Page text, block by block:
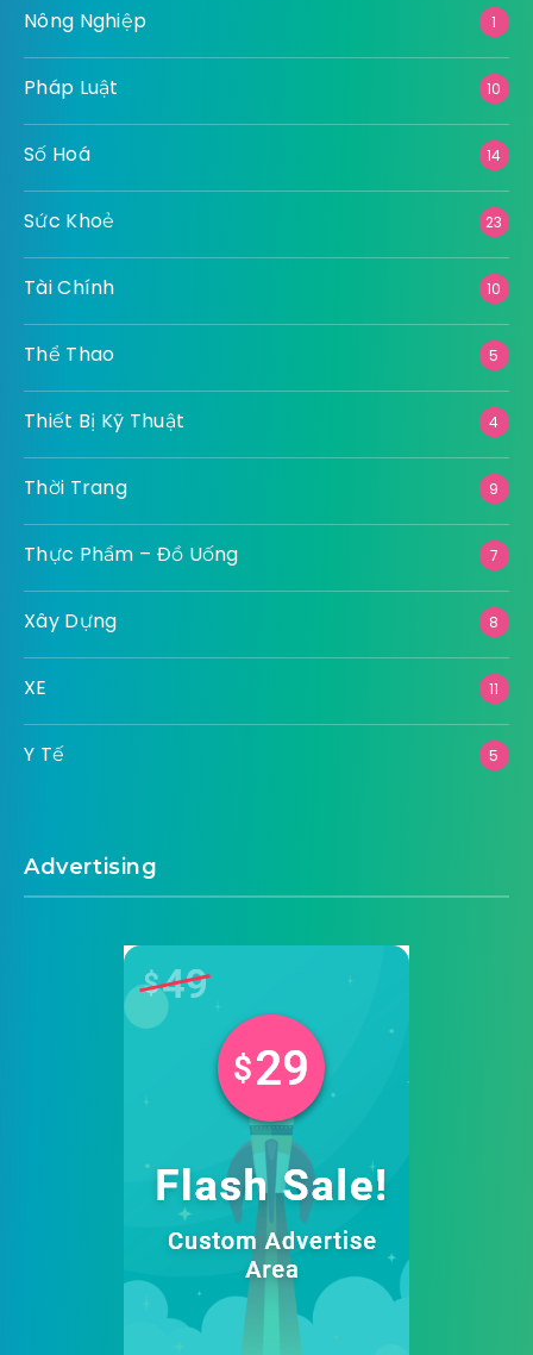
Nông Nghiệp 1
Pháp Luật 10
Số Hoá 14
Sức Khoẻ 23
Tài Chính 10
Thể Thao 5
Thiết Bị Kỹ Thuật 4
Thời Trang 9
Thực Phẩm – Đồ Uống 7
Xây Dựng 8
XE 11
Y Tế 5
Advertising